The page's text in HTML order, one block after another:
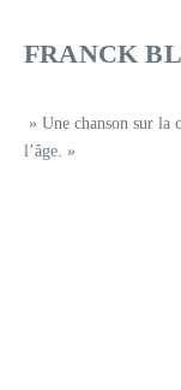
FRANCK
» Une chanson sur la
l’âge. »